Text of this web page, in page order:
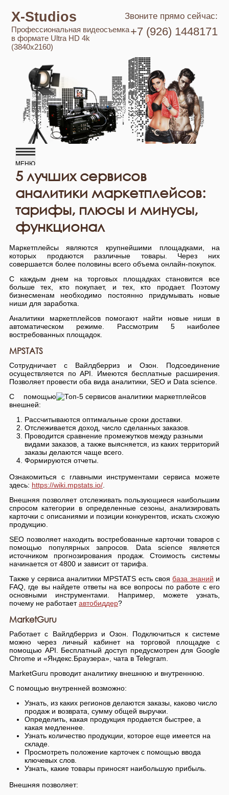
Звоните прямо сейчас:
X-Studios
+7 (926) 1448171
Профессиональная видеосъемка
в формате Ultra HD 4k
(3840x2160)
5 лучших сервисов
аналитики маркетплейсов:
тарифы, плюсы и минусы,
функционал
Маркетплейсы являются крупнейшими площадками, на
которых продаются различные товары. Через них
совершается более половины всего объема онлайн-покупок.
С каждым днем на торговых площадках становится все
больше тех, кто покупает, и тех, кто продает. Поэтому
бизнесменам необходимо постоянно придумывать новые
ниши для заработка.
Аналитики маркетплейсов помогают найти новые ниши в
автоматическом режиме. Рассмотрим 5 наиболее
востребованных площадок.
MPSTATS
Сотрудничает с Вайлдберриз и Озон. Подсоединение
осуществляется по API. Имеются бесплатные расширения.
Позволяет провести оба вида аналитики, SEO и Data science.
С помощью
внешней:
Рассчитываются оптимальные сроки доставки.
Отслеживается доход, число сделанных заказов.
Проводится сравнение промежутков между разными
видами заказов, а также выясняется, из каких территорий
заказы делаются чаще всего.
Формируются отчеты.
Ознакомиться с главными инструментами сервиса можете
здесь: https://wiki.mpstats.io/.
Внешняя позволяет отслеживать пользующиеся наибольшим
спросом категории в определенные сезоны, анализировать
карточки с описаниями и позиции конкурентов, искать схожую
продукцию.
SEO позволяет находить востребованные карточки товаров с
помощью популярных запросов. Data science является
источником прогнозирования продаж. Стоимость системы
начинается от 4800 и зависит от тарифа.
Также у сервиса аналитики MPSTATS есть своябаза знаний и
FAQ, где вы найдете ответы на все вопросы по работе с его
основными инструментами. Например, можете узнать,
почему не работаетавтобиддер?
MarketGuru
Работает с Вайлдберриз и Озон. Подключиться к системе
можно через личный кабинет на торговой площадке с
помощью API. Бесплатный доступ предусмотрен для Google
Chrome и «Яндекс.Браузера», чата в Telegram.
MarketGuru проводит аналитику внешнюю и внутреннюю.
С помощью внутренней возможно:
Узнать, из каких регионов делаются заказы, каково число
продаж и возврата, сумму общей выручки.
Определить, какая продукция продается быстрее, а
какая медленнее.
Узнать количество продукции, которое еще имеется на
складе.
Просмотреть положение карточек с помощью ввода
ключевых слов.
Узнать, какие товары приносят наибольшую прибыль.
Внешняя позволяет: